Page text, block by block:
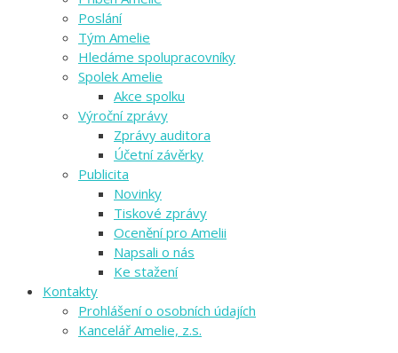
Poslání
Tým Amelie
Hledáme spolupracovníky
Spolek Amelie
Akce spolku
Výroční zprávy
Zprávy auditora
Účetní závěrky
Publicita
Novinky
Tiskové zprávy
Ocenění pro Amelii
Napsali o nás
Ke stažení
Kontakty
Prohlášení o osobních údajích
Kancelář Amelie, z.s.